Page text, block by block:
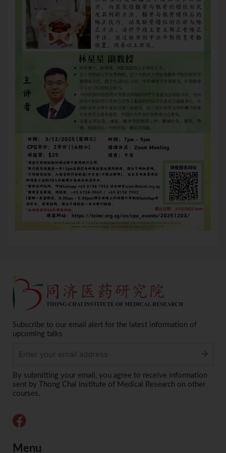
Subscribe to our email alert for the latest information of
upcoming talks
Alternative:
By submitting your email, you agree to receive information
sent by Thong Chai Institute of Medical Research on other
courses.
Menu